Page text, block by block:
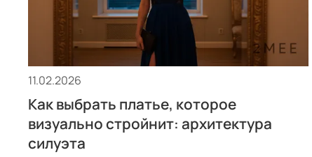
11.02.2026
Как выбрать платье, которое
визуально стройнит: архитектура
силуэта